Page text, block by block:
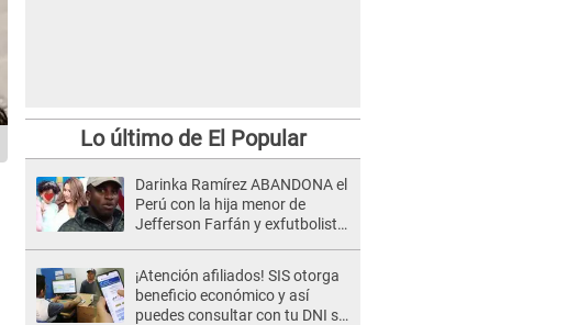
Lo último de El Popular
Darinka Ramírez ABANDONA el
Perú con la hija menor de
Jefferson Farfán y exfutbolista
¡Atención afiliados! SIS otorga
beneficio económico y así
puedes consultar con tu DNI si